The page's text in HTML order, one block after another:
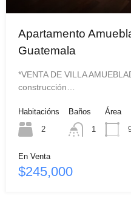
Apartamento
Guatemala
*VENTA DE VILLA
construcción…
Habitacións
2
Baños
1
Área
En Venta
$245,000